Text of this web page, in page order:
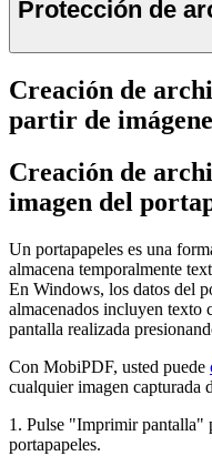
Protección de
Creación de
partir de
Creación de
imagen del
Un portapapeles es una
almacena temporalmente
En Windows, los datos del
almacenados incluyen texto
pantalla realizada
Con MobiPDF, usted puede
cualquier imagen capturada
1. Pulse "Imprimir pantalla"
portapapeles.